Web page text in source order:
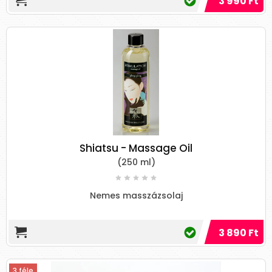
A masszázsolajok fajtái
Alapvetően, az alapanyagukat tekintve
megkülönböztetünk két típusú masszázsolajat:
Paraffin alapú masszázsolajak
A paraffin olaj a kőolaj finomítás
melléktermékeként létrejövő, abszolút
biztonságos anyag, mely nagyon sikamlós és
kiváló kenőanyag.
Nem szívódik fel
Könnyen letörölhető és lemosható
Shiatsu - Massage Oil
(250 ml)
Nemes masszázsolaj
3 890 Ft